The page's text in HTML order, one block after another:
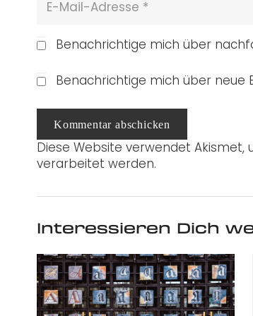
Benachrichtige mich über
Benachrichtige mich über neue
Kommentar abschicken
Diese Website verwendet Akismet,
verarbeitet werden.
Interessieren Dich